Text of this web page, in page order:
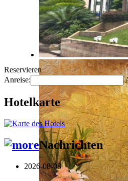
Reservieren
Anreise:
Hotelkarte
Nachrichten
2026-08-08